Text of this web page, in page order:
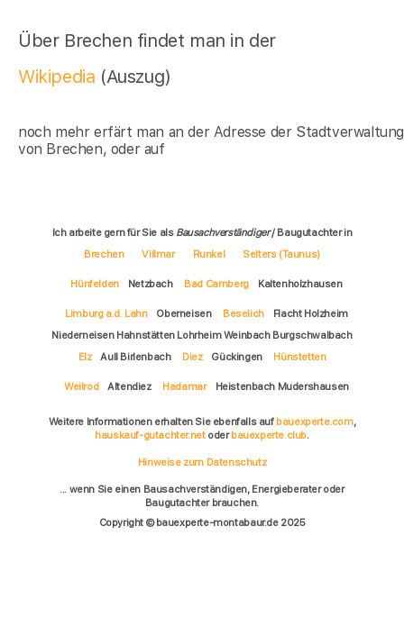
Über Brechen findet man in der
Wikipedia (Auszug)
noch mehr erfärt man an der Adresse der Stadtverwaltung
von Brechen, oder auf
Ich arbeite gern für Sie als Bausachverständiger/ Baugutachter in
Brechen
Villmar Runkel Selters (Taunus)
Hünfelden Netzbach Bad Camberg Kaltenholzhausen
Limburg a.d. Lahn Oberneisen Beselich
Flacht Holzheim
Niederneisen Hahnstätten Lohrheim Weinbach Burgschwalbach
Elz
Aull Birlenbach Diez Gückingen Hünstetten
Weilrod Altendiez Hadamar Heistenbach Mudershausen
Weitere Informationen erhalten Sie ebenfalls auf bauexperte.com,
hauskauf-gutachter.netoderbauexperte.club.
Hinweise zum Datenschutz
... wenn Sie einen Bausachverständigen, Energieberater oder
Baugutachter brauchen.
Copyright © bauexperte-montabaur.de 2025